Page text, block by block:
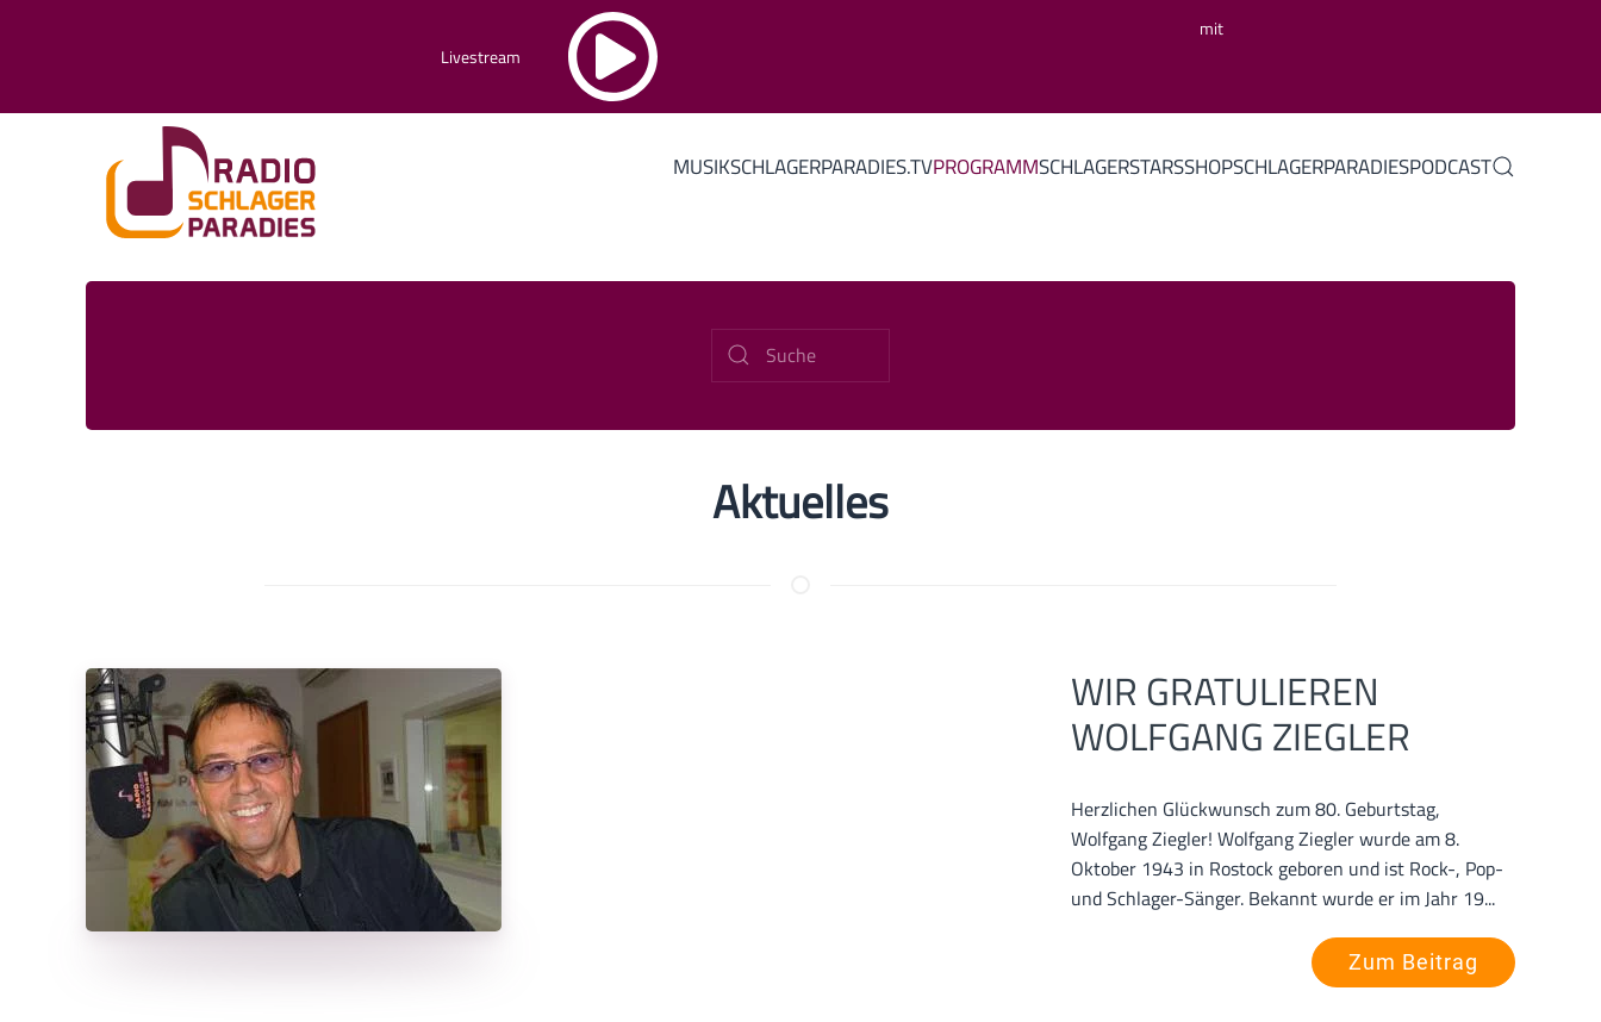
Livestream
mit
MUSIKSCHLAGERPARADIES.TVPROGRAMMSCHLAGERSTARSSHOPSCHLAGERPARADIESPODCAST
Aktuelles
WIR GRATULIEREN
WOLFGANG ZIEGLER
Herzlichen Glückwunsch zum 80. Geburtstag,
Wolfgang Ziegler! Wolfgang Ziegler wurde am 8.
Oktober 1943 in Rostock geboren und ist Rock-, Pop-
und Schlager-Sänger. Bekannt wurde er im Jahr 19...
Zum Beitrag